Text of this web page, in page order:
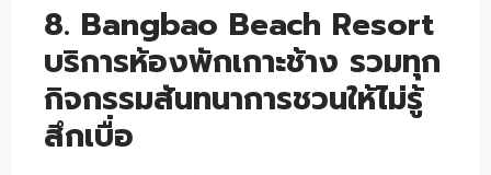
8. Bangbao Beach Resort
บริการห้องพักเกาะช้าง รวมทุก
กิจกรรมสันทนาการชวนให้ไม่รู้
สึกเบื่อ